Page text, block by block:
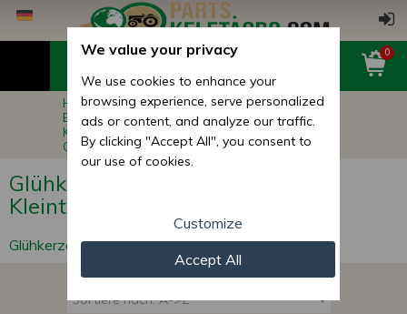
0
Hauptseite
Ersatzteile für Kleintraktoren
Ersatzteile für Motoren für japanische
Kleintraktoren
Glühkerzen für Japanische Kleintraktoren
Glühkerzen für Japanische
Kleintraktoren
Glühkerzen für Japanische Kleintraktoren
We value your privacy
We use cookies to enhance your
browsing experience, serve personalized
ads or content, and analyze our traffic.
By clicking "Accept All", you consent to
our use of cookies.
Customize
Accept All